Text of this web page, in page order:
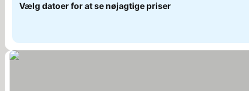
Vælg datoer for at se nøjagtige priser